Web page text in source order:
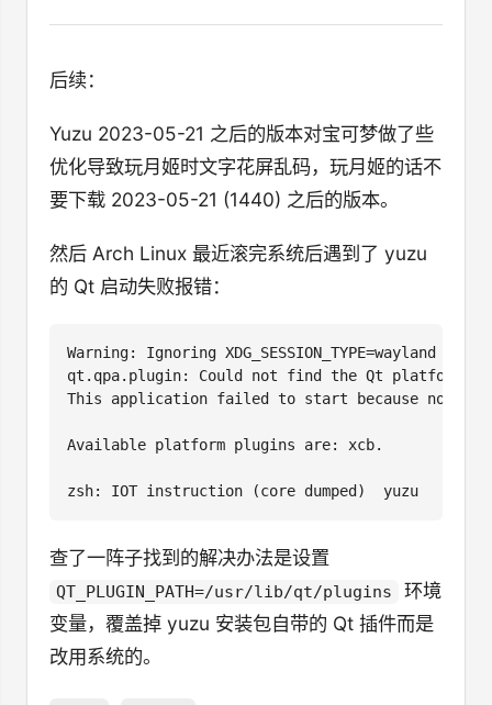
后续：
Yuzu 2023-05-21 之后的版本对宝可梦做了些
优化导致玩月姬时文字花屏乱码，玩月姬的话不
要下载 2023-05-21 (1440) 之后的版本。
然后 Arch Linux 最近滚完系统后遇到了 yuzu
的 Qt 启动失败报错：
Warning: Ignoring XDG_SESSION_TYPE=wayland on
qt.qpa.plugin: Could not find the Qt platform
This application failed to start because no Qt
Available platform plugins are: xcb.
查了一阵子找到的解决办法是设置
QT_PLUGIN_PATH=/usr/lib/qt/plugins
环境
变量，覆盖掉 yuzu 安装包自带的 Qt 插件而是
改用系统的。